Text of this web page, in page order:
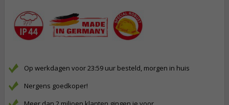
Op werkdagen voor 23:59 uur besteld, morgen in huis
Nergens goedkoper!